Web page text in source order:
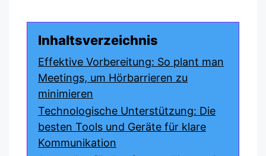
Inhaltsverzeichnis
Effektive Vorbereitung: So plant man
Meetings, um Hörbarrieren zu
minimieren
Technologische Unterstützung: Die
besten Tools und Geräte für klare
Kommunikation